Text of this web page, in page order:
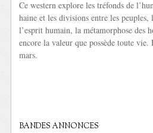
Ce western explore les tréfonds de
haine et les divisions entre les
l’esprit humain, la métamorphose des
encore la valeur que possède toute vie.
mars.
BANDES ANNONCES